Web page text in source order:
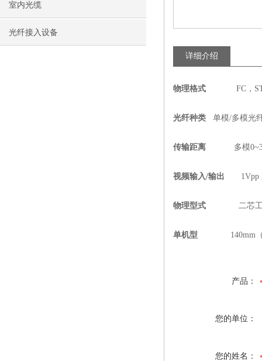
室内光缆
光纤接入设备
详细介绍
物理格式 FC，ST,
光纤种类 单模/多模光
传输距离 多模0~3km
视频输入/输出 1Vpp
物理型式 二芯工业
单机型 140mm（长
产品：
您的单位：
您的姓名：